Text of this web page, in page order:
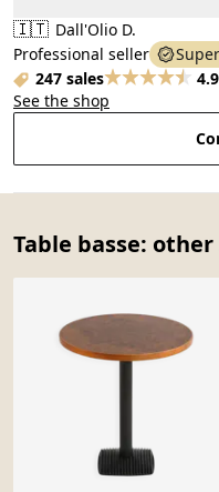
🇮🇹 Dall'Olio D.
Professional seller
247 sales
See the shop
Table basse: